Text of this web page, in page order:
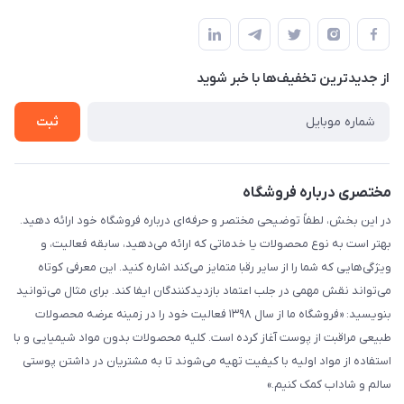
تجاری بین الحرمین - طبقه همکف - پلاک 99a
لیست محصولات
درباره ما
قوانین و مقررات
حریم خصوصی
راهنما
از جدید‌ترین تخفیف‌ها با‌ خبر شوید
ثبت
مختصری درباره فروشگاه
در این بخش، لطفاً توضیحی مختصر و حرفه‌ای درباره فروشگاه خود ارائه دهید.
بهتر است به نوع محصولات یا خدماتی که ارائه می‌دهید، سابقه فعالیت، و
ویژگی‌هایی که شما را از سایر رقبا متمایز می‌کند اشاره کنید. این معرفی کوتاه
می‌تواند نقش مهمی در جلب اعتماد بازدیدکنندگان ایفا کند. برای مثال می‌توانید
بنویسید: «فروشگاه ما از سال ۱۳۹۸ فعالیت خود را در زمینه عرضه محصولات
طبیعی مراقبت از پوست آغاز کرده است. کلیه محصولات بدون مواد شیمیایی و با
استفاده از مواد اولیه با کیفیت تهیه می‌شوند تا به مشتریان در داشتن پوستی
سالم و شاداب کمک کنیم.»